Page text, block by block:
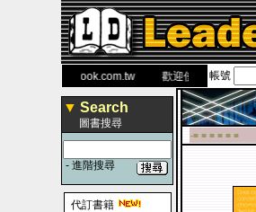
www.leaderbook.com.tw歡迎使用 國民旅遊卡！
帳號
▼ Search
圖書搜尋
- 進階搜尋
代訂書籍
-■ ■ ■ ■ ■ ■